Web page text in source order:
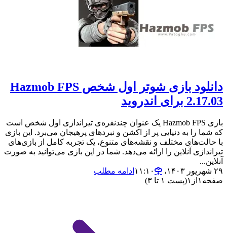
دانلود بازی شوتر اول شخص Hazmob FPS
2.17.03 برای اندروید
بازی Hazmob FPS یک عنوان چندنفره‌ی تیراندازی اول شخص است
که شما را به دنیایی پر از اکشن و نبردهای پرهیجان می‌برد. این بازی
با حالت‌های مختلف و نقشه‌های متنوع، یک تجربه کامل از بازی‌های
تیراندازی آنلاین را ارائه می‌دهد. شما در این بازی می‌توانید به صورت
آنلاین...
۲۹ شهریور ۱۴۰۳،‏ ۱۱:۱۰
ادامه مطلب
صفحه ۱ از ۱(پست ۱ تا ۳)